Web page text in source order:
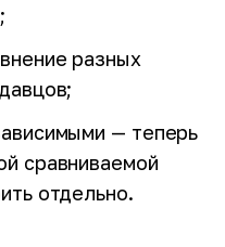
разных
— теперь
сравниваемой
отдельно.